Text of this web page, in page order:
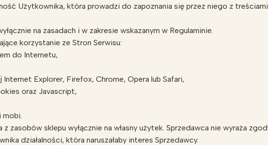
Użytkownika, która prowadzi do zapoznania się przez niego z
na zasadach i w zakresie wskazanym w Regulaminie.
korzystanie ze Stron Serwisu:
do Internetu,
Explorer, Firefox, Chrome, Opera lub Safari,
oraz Javascript,
mobi.
zasobów sklepu wyłącznie na własny użytek. Sprzedawca nie wyraża
działalności, która naruszałaby interes Sprzedawcy.